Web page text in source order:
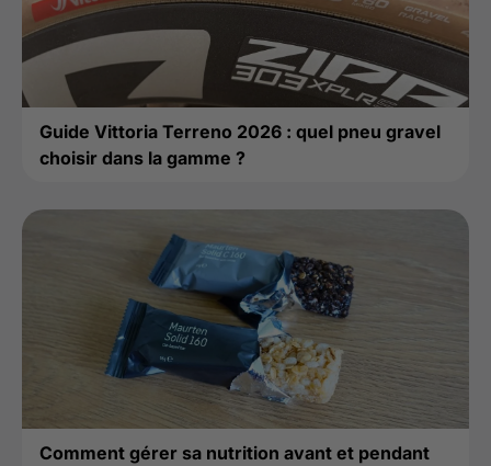
Guide Vittoria Terreno 2026 : quel pneu gravel
choisir dans la gamme ?
Comment gérer sa nutrition avant et pendant